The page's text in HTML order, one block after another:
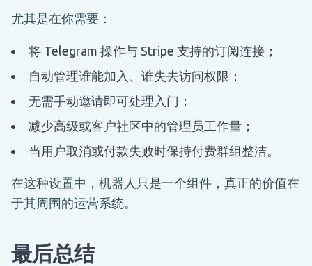
尤其是在你需要：
将 Telegram 操作与 Stripe 支持的订阅连接；
自动管理谁能加入、谁失去访问权限；
无需手动邀请即可处理入门；
减少高级或客户社区中的管理员工作量；
当用户取消或付款失败时保持付费群组整洁。
在这种设置中，机器人只是一个组件，真正的价值在
于其周围的运营系统。
最后总结